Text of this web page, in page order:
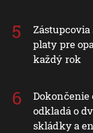
platy pre
každý rok
Dokončenie
odkladá o
skládky a